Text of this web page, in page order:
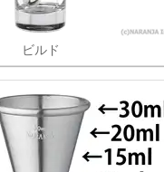
ビルド